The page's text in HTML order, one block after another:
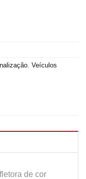
Veículos
de cor